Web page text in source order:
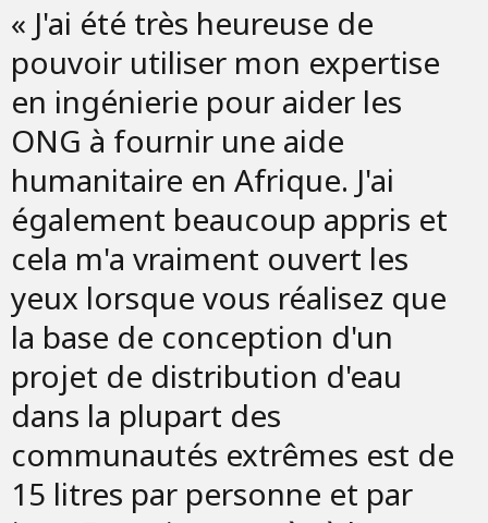
« J'ai été très heureuse de
pouvoir utiliser mon expertise
en ingénierie pour aider les
ONG à fournir une aide
humanitaire en Afrique. J'ai
également beaucoup appris et
cela m'a vraiment ouvert les
yeux lorsque vous réalisez que
la base de conception d'un
projet de distribution d'eau
dans la plupart des
communautés extrêmes est de
15 litres par personne et par